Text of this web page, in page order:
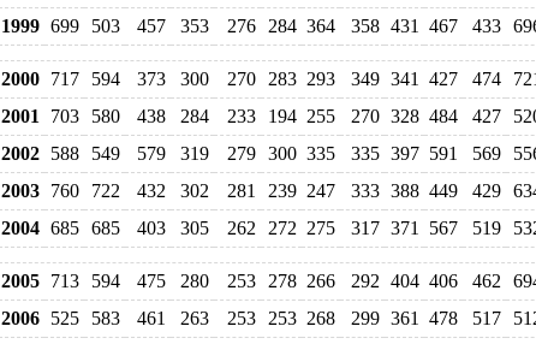
1999 699 503 457 353 276 284 364 358 431 467 433
2000 717 594 373 300 270 283 293 349 341 427 474
2001
703 580 438 284 233 194 255 270 328 484 427
2002 588 549 579 319 279 300 335 335 397 591 569
2003 760 722 432 302 281 239 247 333 388 449 429
2004 685 685 403 305 262 272 275 317 371 567 519
2005 713 594 475 280 253 278 266 292 404 406 462
2006 525 583 461 263 253 253 268 299 361 478 517